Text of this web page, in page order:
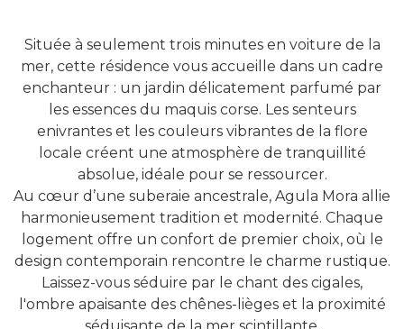
Située à seulement trois minutes en voiture de la
mer, cette résidence vous accueille dans un cadre
enchanteur : un jardin délicatement parfumé par
les essences du maquis corse. Les senteurs
enivrantes et les couleurs vibrantes de la flore
locale créent une atmosphère de tranquillité
absolue, idéale pour se ressourcer.
Au cœur d’une suberaie ancestrale, Agula Mora allie
harmonieusement tradition et modernité. Chaque
logement offre un confort de premier choix, où le
design contemporain rencontre le charme rustique.
Laissez-vous séduire par le chant des cigales,
l'ombre apaisante des chênes-lièges et la proximité